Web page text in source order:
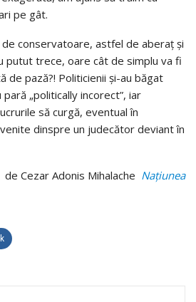
pe gât.
conservatoare, astfel de aberaț și
putut trece, oare cât de simplu va fi
de pază?! Politicienii și-au băgat
„politically incorect”, iar
să curgă, eventual în
dinspre un judecător deviant în
de Cezar Adonis Mihalache Naţiunea